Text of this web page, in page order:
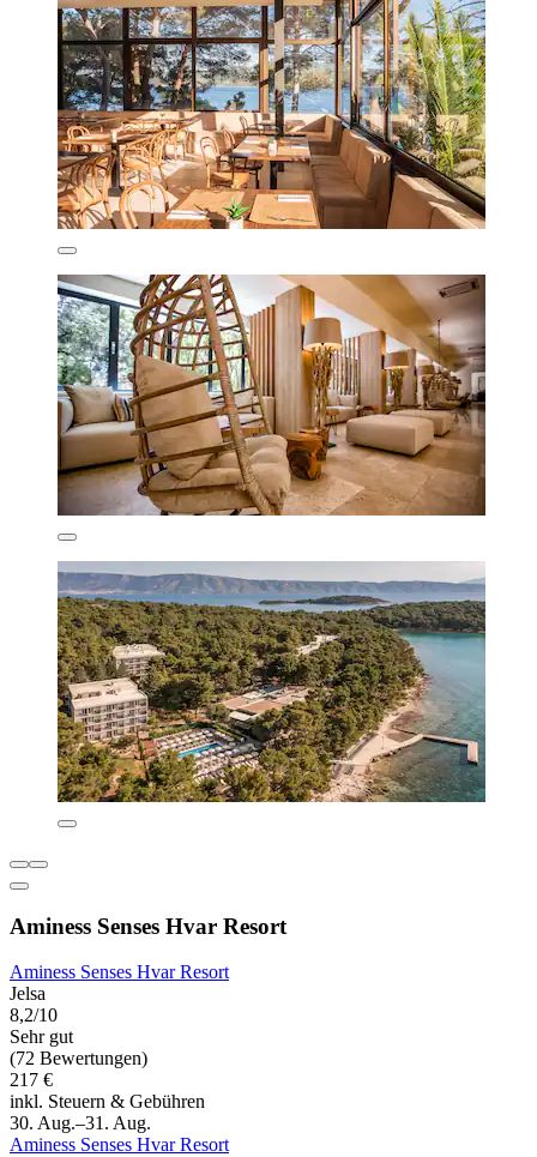
Aminess Senses Hvar Resort
Aminess Senses Hvar Resort
Jelsa
8,2/10
Sehr gut
(72 Bewertungen)
217 €
inkl. Steuern & Gebühren
30. Aug.–31. Aug.
Aminess Senses Hvar Resort